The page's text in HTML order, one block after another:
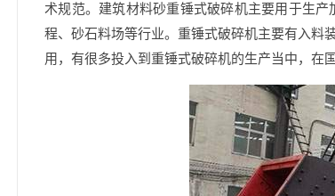
术规范。建筑材料砂重锤式破碎机主要用于生
程、砂石料场等行业。重锤式破碎机主要有入料
用，有很多投入到重锤式破碎机的生产当中，在